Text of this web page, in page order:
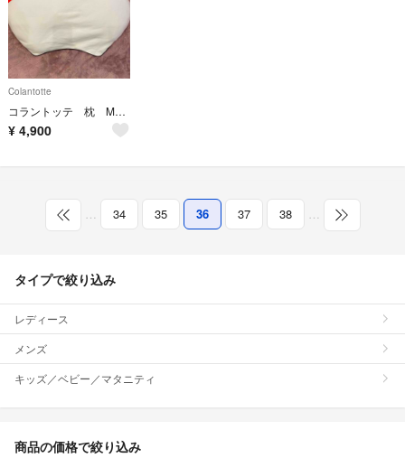
Colantotte
コラントッテ 枕 MAG-RA マグーラ
¥ 4,900
34 35 36 37 38
タイプで絞り込み
レディース
メンズ
キッズ／ベビー／マタニティ
商品の価格で絞り込み